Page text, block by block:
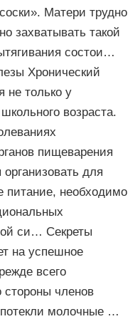
Матери трудно
захватывать такой
состои…
Хронический
не только у
возраста.
пищеварения
для
питание, необходимо
си… Секреты
на успешное
всего
членов
молочные …